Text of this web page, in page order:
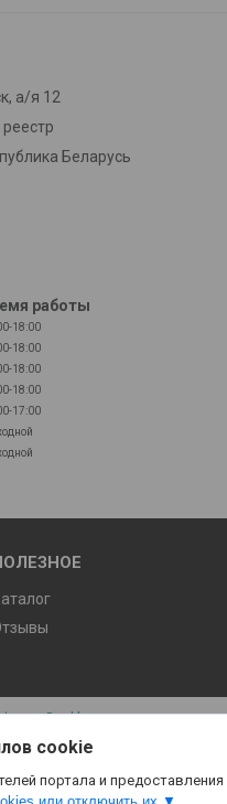
а/я 12
Беларусь
работы
18:00
18:00
18:00
18:00
17:00
Deal.by
cookies
cookie
портала и
на контент
▼